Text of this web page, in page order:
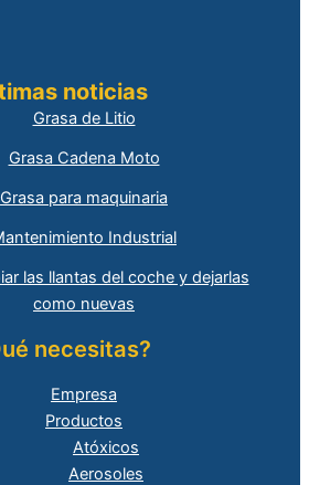
noticias
Grasa de Litio
Grasa Cadena Moto
Grasa para maquinaria
Industrial
las llantas del coche y dejarlas
como nuevas
necesitas?
Empresa
Productos
Atóxicos
Aerosoles